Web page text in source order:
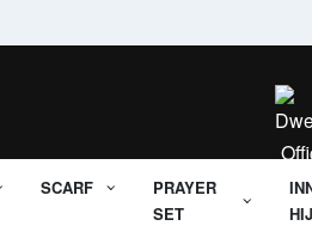
SCARF
PRAYER
SET